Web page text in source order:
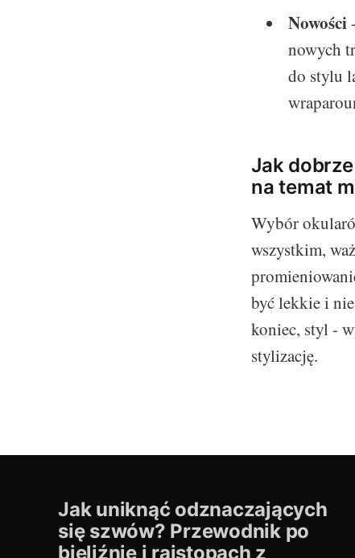
Nowości
nowych
do stylu
Jak
na temat
Wybór
wszystkim,
być lekkie i
koniec, styl -
stylizację.
Jak uniknąć odznaczających
się szwów? Przewodnik po
bieliźnie i rajstopach z